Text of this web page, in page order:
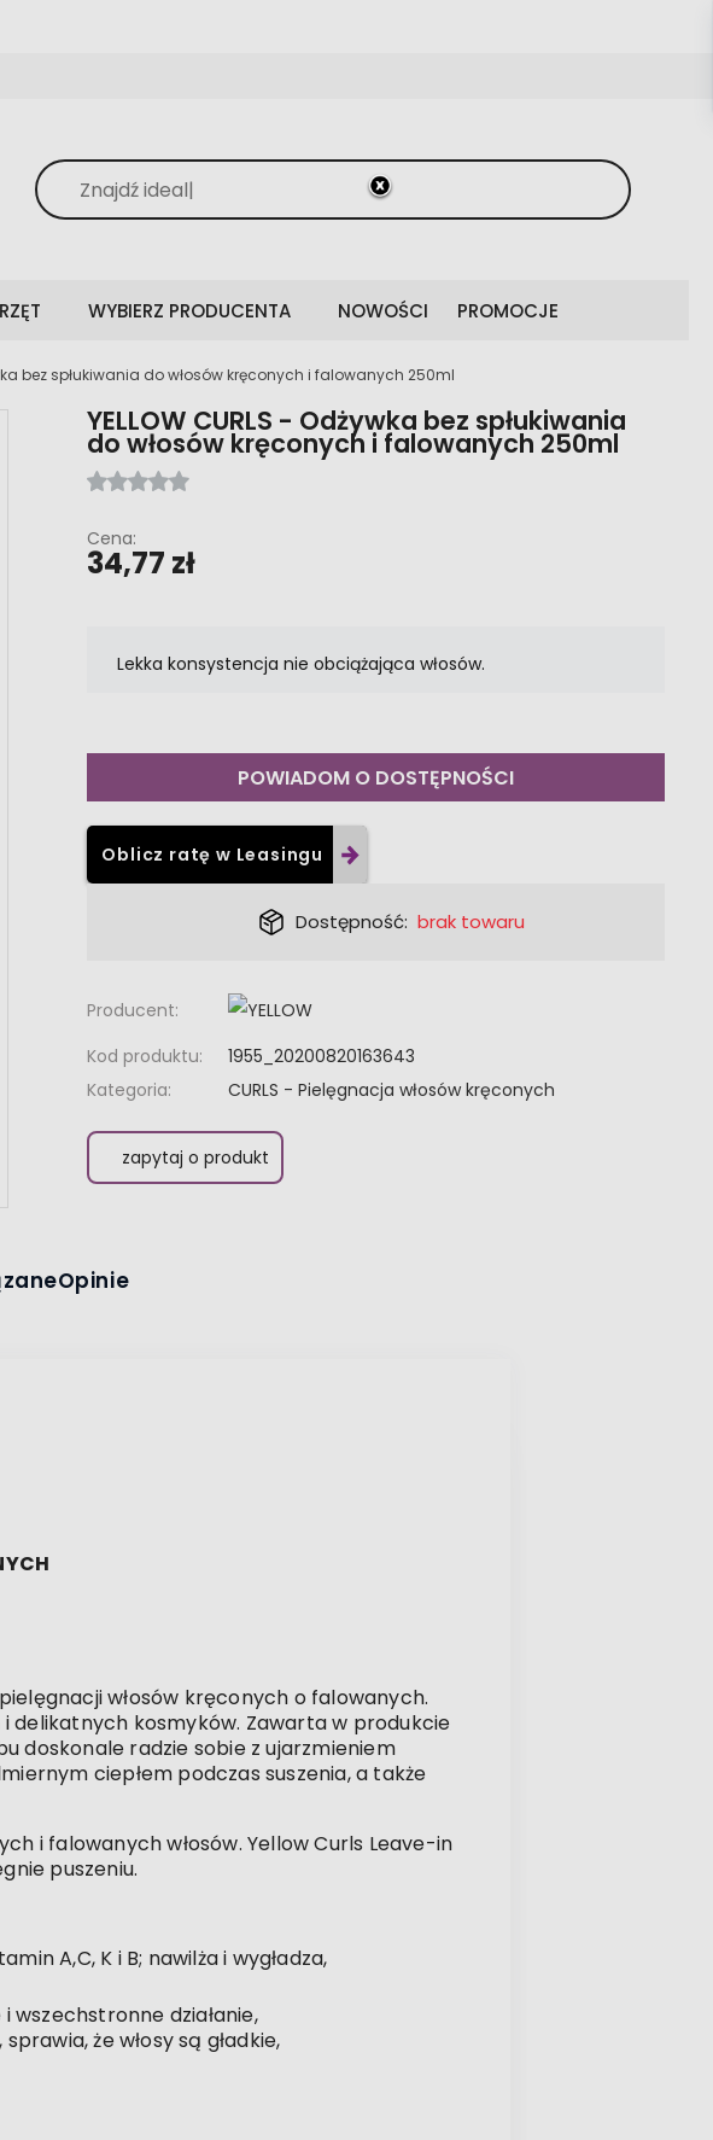
WYBIERZ PRODUCENTA NOWOŚCI PROMOCJE
bez spłukiwania do włosów kręconych i falowanych 250ml
YELLOW CURLS - Odżywka bez spłukiwania
do włosów kręconych i falowanych 250ml
Cena:
34,77 zł
Lekka konsystencja nie obciążająca włosów.
POWIADOM O DOSTĘPNOŚCI
Oblicz ratę w Leasingu
Dostępność: brak towaru
Producent:
Kod produktu:
1955_20200820163643
Kategoria:
CURLS - Pielęgnacja włosów kręconych
zapytaj o produkt
Opinie
włosów kręconych o falowanych.
delikatnych kosmyków. Zawarta w produkcie
doskonale radzie sobie z ujarzmieniem
ciepłem podczas suszenia, a także
i falowanych włosów. Yellow Curls Leave-in
puszeniu.
A,C, K i B; nawilża i wygładza,
wszechstronne działanie,
że włosy są gładkie,